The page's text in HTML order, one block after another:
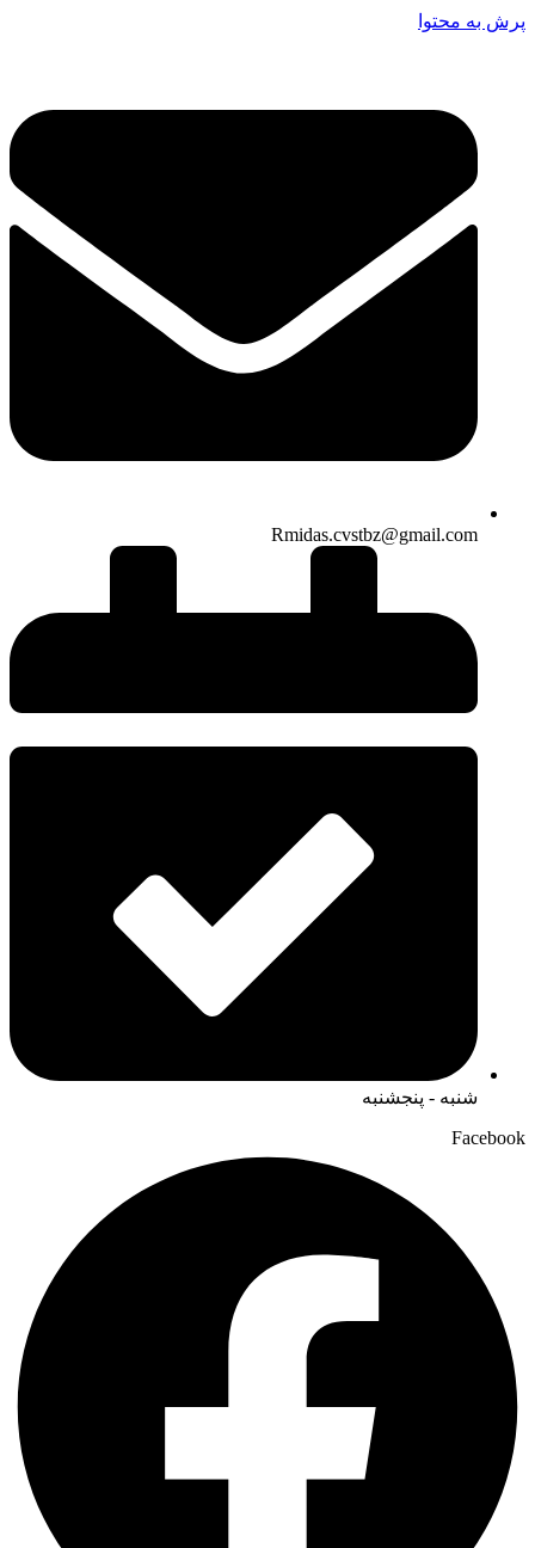
پرش به محتوا
Rmidas.cvstbz@gmail.com
شنبه - پنجشنبه
Facebook